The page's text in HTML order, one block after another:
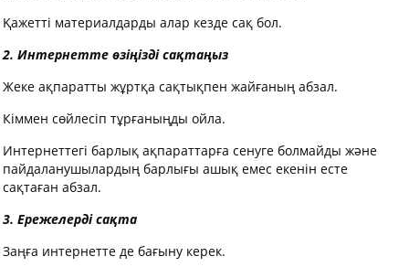
Қажетті материалдарды алар кезде сақ бол.
2. Интернетте өзіңізді сақтаңыз
Жеке ақпаратты жұртқа сақтықпен жайғаның абзал.
Кіммен сөйлесіп тұрғаныңды ойла.
Интернеттегі барлық ақпараттарға сенуге болмайды және
пайдаланушылардың барлығы ашық емес екенін есте
сақтаған абзал.
3. Ережелерді сақта
Заңға интернетте де бағыну керек.